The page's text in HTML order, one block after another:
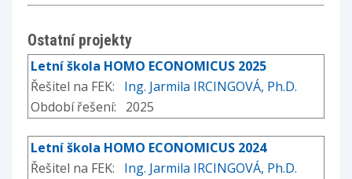
Ostatní projekty
Letní škola HOMO ECONOMICUS 2025
Řešitel na FEK: Ing. Jarmila IRCINGOVÁ, Ph.D.
Období řešení: 2025
Letní škola HOMO ECONOMICUS 2024
Řešitel na FEK: Ing. Jarmila IRCINGOVÁ, Ph.D.